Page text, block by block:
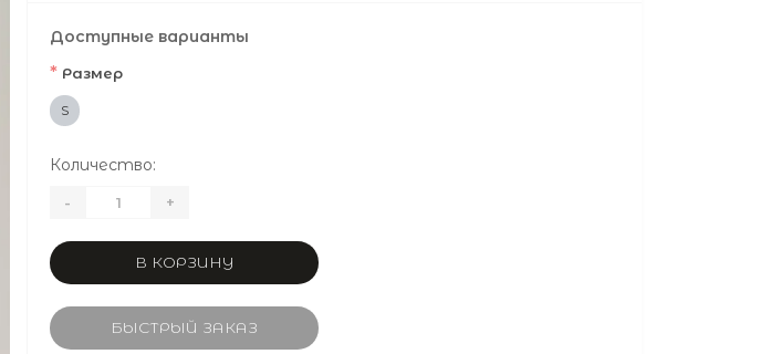
Доступные варианты
* Размер
S
Количество:
- +
В КОРЗИНУ
БЫСТРЫЙ ЗАКАЗ